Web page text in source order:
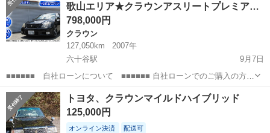
歌山エリア★クラウンアスリートプレミア…
798,000円
クラウン
127,050km
2007年
六十谷駅
9月7日
■■■■■■ 自社ローンについて ■■■■■■ 自社ローンでのご購入の方
は、絶対に入札、落札せずに 直接ご連絡のやり取りでの販売となりま
すのでご注意下さい。 ■■■自社ローン仮審査■■■ 下記のURLから、
た...
和歌山 和歌山市 六十谷駅 クラウン
トヨタ、クラウンマイルドハイブリッド
125,000円
オンライン決済 配送可